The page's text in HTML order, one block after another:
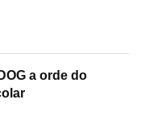
a orde do